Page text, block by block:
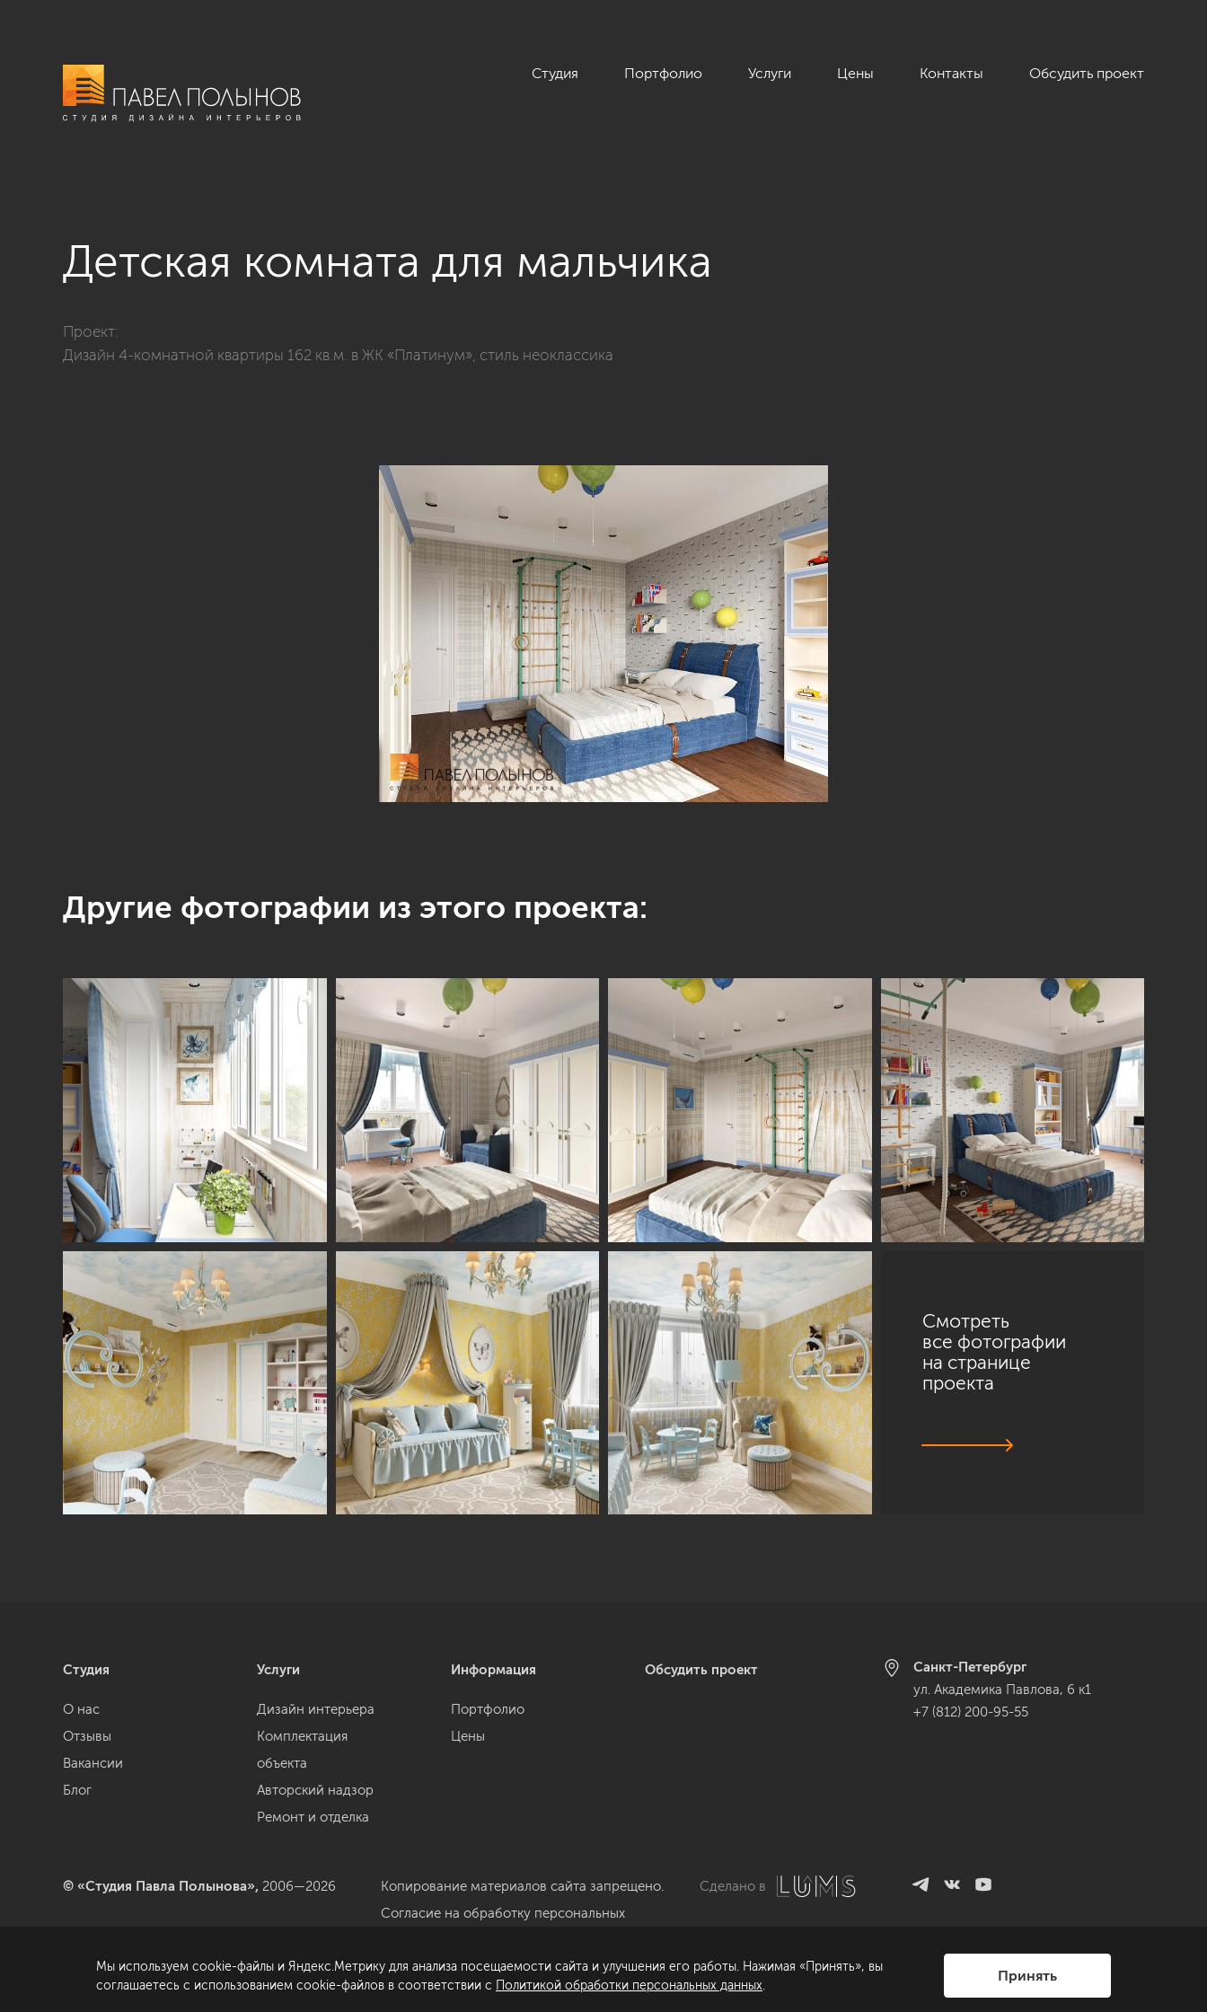
Студия Портфолио Услуги Цены Контакты Обсудить проект
Детская комната для мальчика
Проект:
Дизайн 4-комнатной квартиры 162 кв.м. в ЖК «Платинум», стиль неоклассика
Другие фотографии из этого проекта:
Смотреть
все фотографии
на странице
проекта
Студия
О нас
Отзывы
Вакансии
Блог
Услуги
Дизайн интерьера
Комплектация
объекта
Авторский надзор
Ремонт и отделка
Информация
Портфолио
Цены
Обсудить проект
Санкт-Петербург
ул. Академика Павлова, 6 к1
+7 (812) 200-95-55
© «Студия Павла Полынова», 2006—2026
Копирование материалов сайта запрещено.
Согласие на обработку персональных
Политика обработки персональных данных
Сделано в
Мы используем cookie-файлы и Яндекс.Метрику для анализа посещаемости сайта и улучшения его работы. Нажимая «Принять», вы
соглашаетесь с использованием cookie-файлов в соответствии с Политикой обработки персональных данных.
Принять